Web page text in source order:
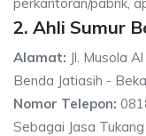
2. Ahli Sumur
Alamat: Jl. Musola
Benda Jatiasih -
Nomor Telepon:
Sebagai Jasa